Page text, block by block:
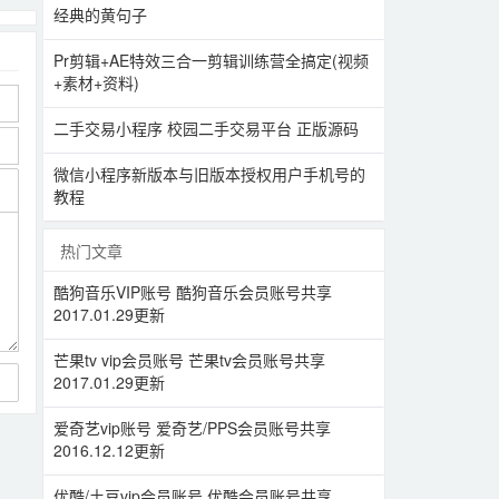
经典的黄句子
Pr剪辑+AE特效三合一剪辑训练营全搞定(视频
+素材+资料)
二手交易小程序 校园二手交易平台 正版源码
微信小程序新版本与旧版本授权用户手机号的
教程
热门文章
酷狗音乐VIP账号 酷狗音乐会员账号共享
2017.01.29更新
芒果tv vip会员账号 芒果tv会员账号共享
2017.01.29更新
爱奇艺vip账号 爱奇艺/PPS会员账号共享
2016.12.12更新